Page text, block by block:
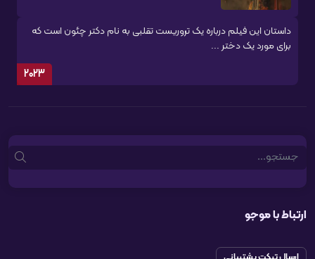
داستان این فیلم درباره یک تروریست تقلبی به نام دکتر چئون است که
برای مورد یک دختر ...
2023
Search
ارتباط با موجو